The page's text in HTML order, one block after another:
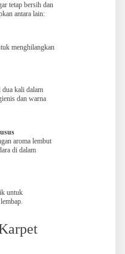
tetap bersih dan
antara lain:
menghilangkan
kali dalam
dan warna
aroma lembut
di dalam
untuk